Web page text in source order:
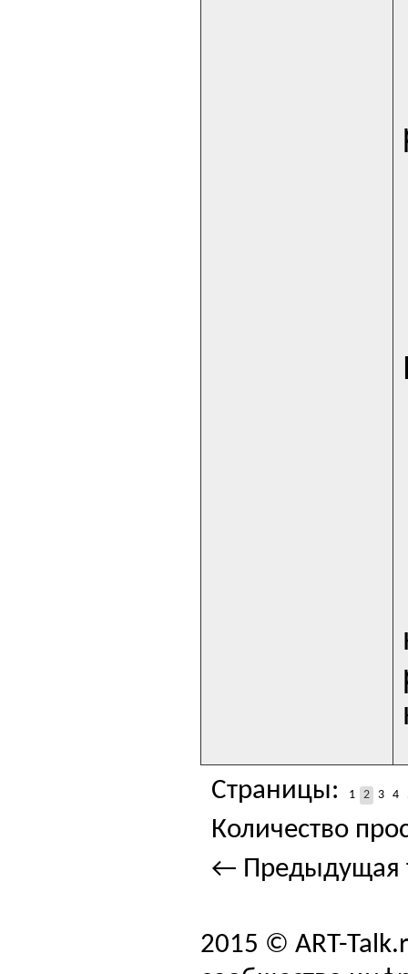
Страницы: 1 2 3 4
Количество
← Предыдущая
2015 © ART-